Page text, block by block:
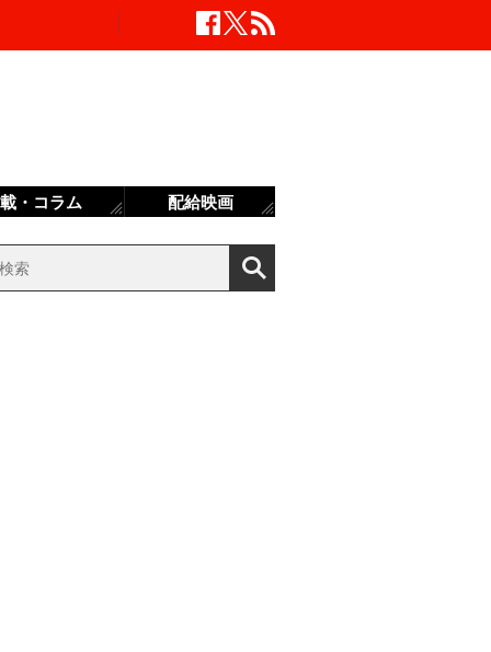
・コラム 配給映画